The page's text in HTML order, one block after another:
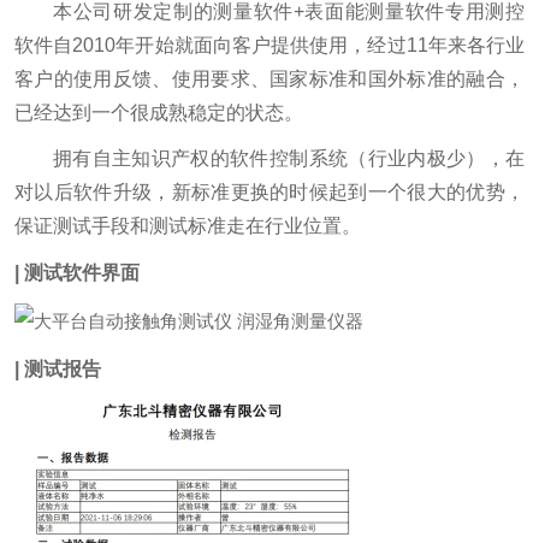
本公司研发定制的测量软件+表面能测量软件专用测控
软件自2010年开始就面向客户提供使用，经过11年来各行业
客户的使用反馈、使用要求、国家标准和国外标准的融合，
已经达到一个很成熟稳定的状态。
拥有自主知识产权的软件控制系统（行业内极少），在
对以后软件升级，新标准更换的时候起到一个很大的优势，
保证测试手段和测试标准走在行业位置。
| 测试软件界面
| 测试报告